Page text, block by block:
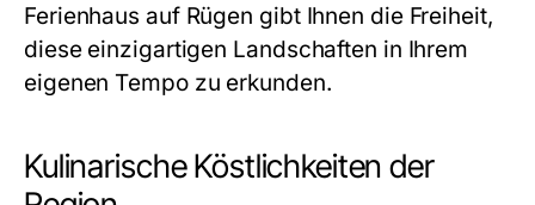
Ferienhaus auf Rügen gibt Ihnen die Freiheit,
diese einzigartigen Landschaften in Ihrem
eigenen Tempo zu erkunden.
Kulinarische Köstlichkeiten der